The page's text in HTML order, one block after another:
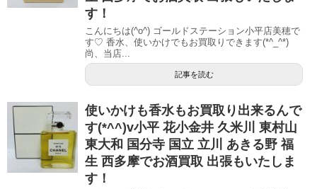
す！
こんにちは(^o^) ゴールドステーション小平店美穂で
す♡ 香水、使いかけでもお買取りできます(*^_^*)
尚、当店...
記事を読む
使いかけも香水もお買取り出来るんで
す(*^^)v小平 花小金井 久米川 東村山
東大和 国分寺 国立 立川 あきる野 福
生 西多摩でお酒買取 出張もいたしま
す！